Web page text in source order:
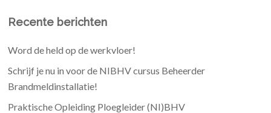
Recente berichten
Word de held op de werkvloer!
Schrijf je nu in voor de NIBHV cursus Beheerder
Brandmeldinstallatie!
Praktische Opleiding Ploegleider (NI)BHV